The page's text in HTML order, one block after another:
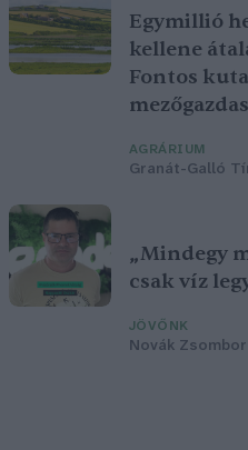
Egymillió
kellene
Fontos
AGRÁRIUM
Granát-Galló
„Mindegy
csak víz
JÖVŐNK
Novák Zsombor